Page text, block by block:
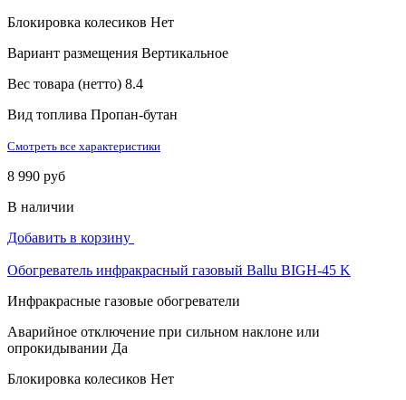
Блокировка колесиков Нет
Вариант размещения Вертикальное
Вес товара (нетто) 8.4
Вид топлива Пропан-бутан
Смотреть все характеристики
8 990 руб
В наличии
Добавить в корзину
Обогреватель инфракрасный газовый Ballu BIGH-45 K
Инфракрасные газовые обогреватели
Аварийное отключение при сильном наклоне или
опрокидывании Да
Блокировка колесиков Нет